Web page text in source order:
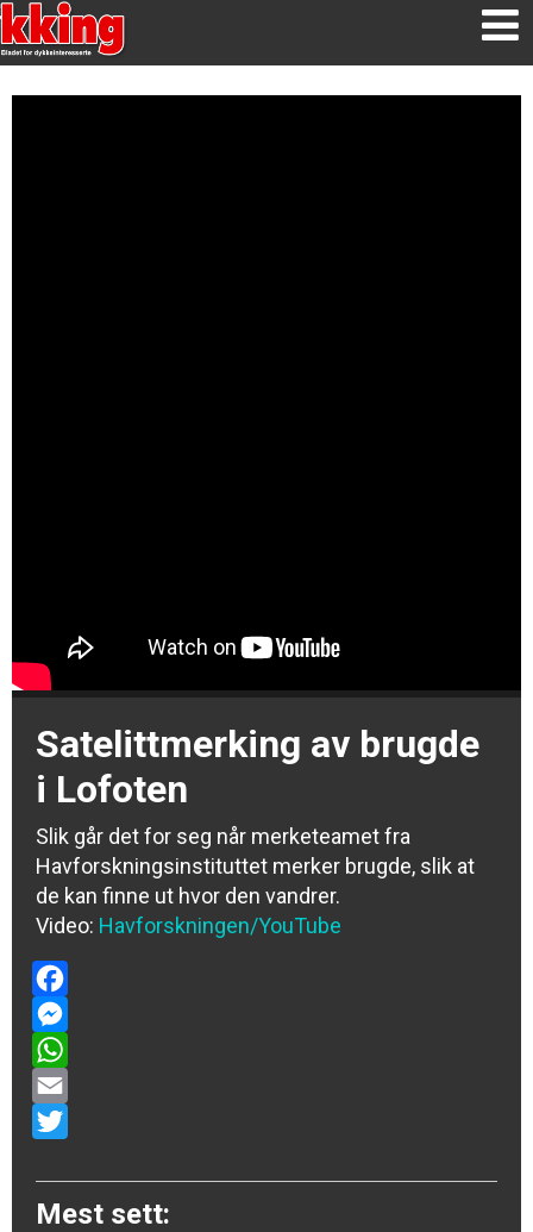
Satelittmerking av brugde
i Lofoten
Slik går det for seg når merketeamet fra
Havforskningsinstituttet merker brugde, slik at
de kan finne ut hvor den vandrer.
Video: Havforskningen/YouTube
Facebook
Messenger
WhatsApp
Email
Mest sett: